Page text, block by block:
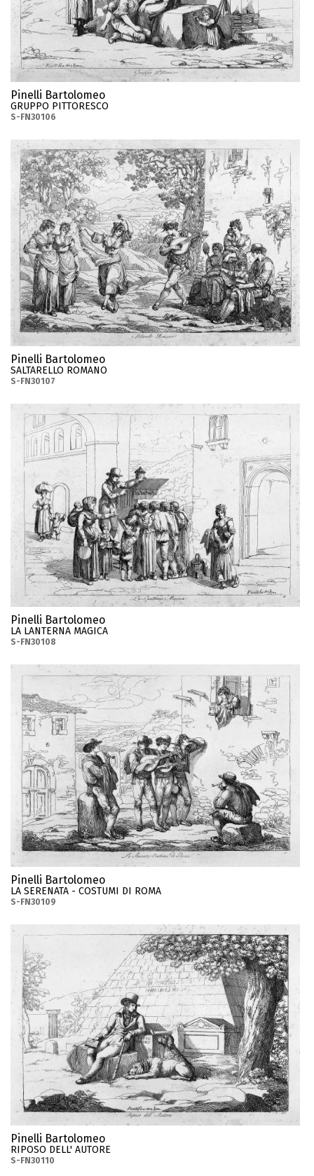
Pinelli Bartolomeo
GRUPPO PITTORESCO
S-FN30106
Pinelli Bartolomeo
SALTARELLO ROMANO
S-FN30107
Pinelli Bartolomeo
LA LANTERNA MAGICA
S-FN30108
Pinelli Bartolomeo
LA SERENATA - COSTUMI DI ROMA
S-FN30109
Pinelli Bartolomeo
RIPOSO DELL' AUTORE
S-FN30110